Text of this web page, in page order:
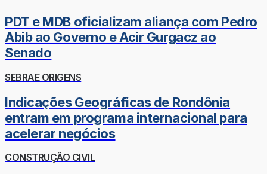
PDT e MDB oficializam aliança com Pedro
Abib ao Governo e Acir Gurgacz ao
Senado
SEBRAE ORIGENS
Indicações Geográficas de Rondônia
entram em programa internacional para
acelerar negócios
CONSTRUÇÃO CIVIL